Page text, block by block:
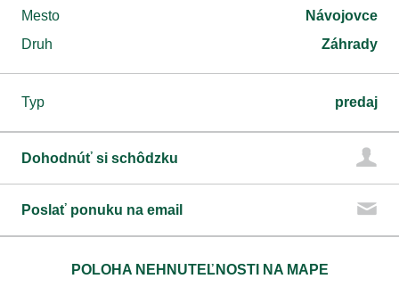
Mesto
Návojovce
Druh
Záhrady
Typ predaj
Dohodnúť si schôdzku
Poslať ponuku na email
POLOHA NEHNUTEĽNOSTI NA MAPE